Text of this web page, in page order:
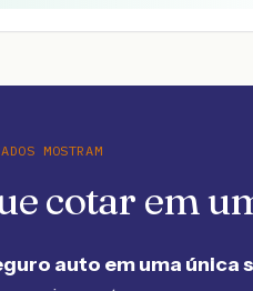
MOSTRAM
cotar em
auto em uma